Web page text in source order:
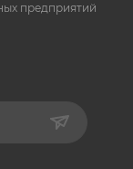
предприятий